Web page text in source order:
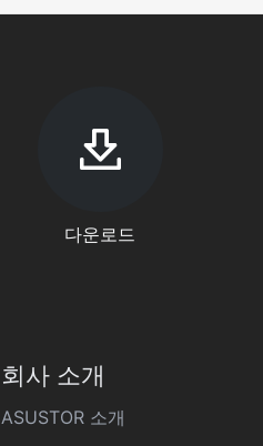
다운로드
회사 소개
ASUSTOR 소개